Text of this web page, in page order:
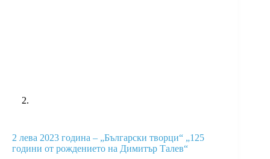
2 лева 2023 година – „Български творци“ „125
години от рождението на Димитър Талев“